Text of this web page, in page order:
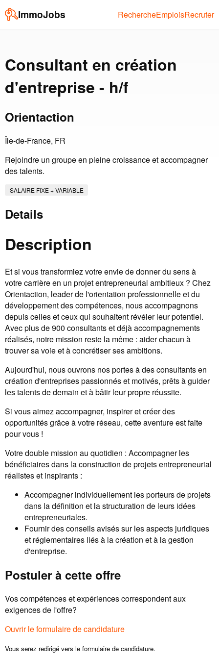
ImmoJobs RechercheEmploisRecruter
Consultant en création
d'entreprise - h/f
Orientaction
Île-de-France, FR
Rejoindre un groupe en pleine croissance et accompagner
des talents.
SALAIRE FIXE + VARIABLE
Details
Description
Et si vous transformiez votre envie de donner du sens à
votre carrière en un projet entrepreneurial ambitieux ? Chez
Orientaction, leader de l'orientation professionnelle et du
développement des compétences, nous accompagnons
depuis celles et ceux qui souhaitent révéler leur potentiel.
Avec plus de 900 consultants et déjà accompagnements
réalisés, notre mission reste la même : aider chacun à
trouver sa voie et à concrétiser ses ambitions.
Aujourd'hui, nous ouvrons nos portes à des consultants en
création d'entreprises passionnés et motivés, prêts à guider
les talents de demain et à bâtir leur propre réussite.
Si vous aimez accompagner, inspirer et créer des
opportunités grâce à votre réseau, cette aventure est faite
pour vous !
Votre double mission au quotidien : Accompagner les
bénéficiaires dans la construction de projets entrepreneurial
réalistes et inspirants :
Accompagner individuellement les porteurs de projets
dans la définition et la structuration de leurs idées
entrepreneuriales.
Fournir des conseils avisés sur les aspects juridiques
et réglementaires liés à la création et à la gestion
d'entreprise.
Postuler à cette offre
Vos compétences et expériences correspondent aux
exigences de l'offre?
Ouvrir le formulaire de candidature
Vous serez redirigé vers le formulaire de candidature.